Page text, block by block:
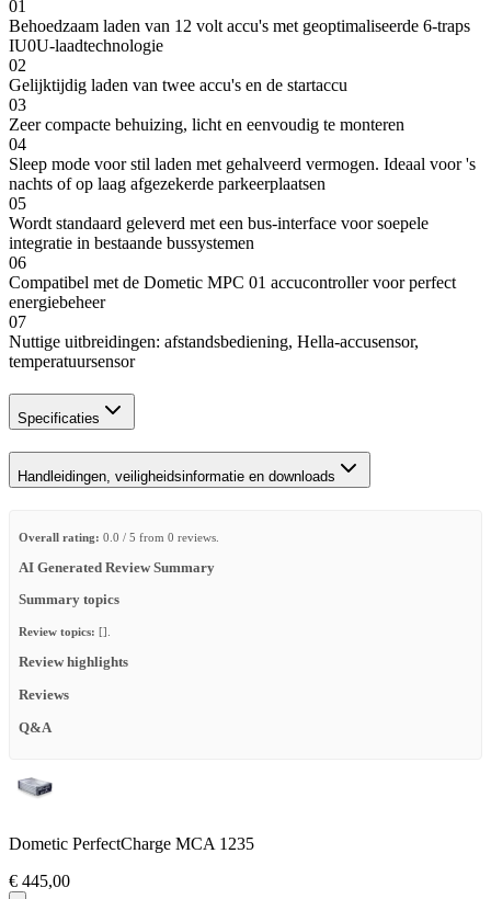
01
Behoedzaam laden van 12 volt accu's met geoptimaliseerde 6-traps
IU0U-laadtechnologie
02
Gelijktijdig laden van twee accu's en de startaccu
03
Zeer compacte behuizing, licht en eenvoudig te monteren
04
Sleep mode voor stil laden met gehalveerd vermogen. Ideaal voor 's
nachts of op laag afgezekerde parkeerplaatsen
05
Wordt standaard geleverd met een bus-interface voor soepele
integratie in bestaande bussystemen
06
Compatibel met de Dometic MPC 01 accucontroller voor perfect
energiebeheer
07
Nuttige uitbreidingen: afstandsbediening, Hella-accusensor,
temperatuursensor
Specificaties
Handleidingen, veiligheidsinformatie en downloads
Overall rating: 0.0 / 5 from 0 reviews.
AI Generated Review Summary
Summary topics
Review topics: [].
Review highlights
Reviews
Q&A
Dometic PerfectCharge MCA 1235
€ 445,00